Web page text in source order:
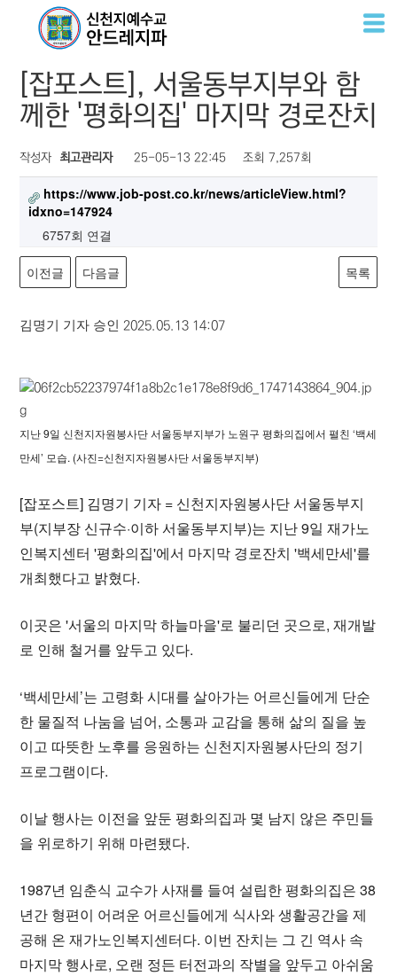
진실 소통 홍보 언론
[잡포스트], 서울동부지부와 함
께한 '평화의집' 마지막 경로잔치
작성자 최고관리자 25-05-13 22:45 조회 7,257회
https://www.job-post.co.kr/news/articleView.html?
idxno=147924
6757회 연결
이전글 다음글 목록
김명기 기자 승인2025.05.13 14:07
지난 9일 신천지자원봉사단 서울동부지부가 노원구 평화의집에서 펼친 ‘백세
만세’ 모습. (사진=신천지자원봉사단 서울동부지부)
[잡포스트] 김명기 기자 = 신천지자원봉사단 서울동부지
부(지부장 신규수·이하 서울동부지부)는 지난 9일 재가노
인복지센터 '평화의집'에서 마지막 경로잔치 '백세만세'를
개최했다고 밝혔다.
이곳은 '서울의 마지막 하늘마을'로 불리던 곳으로, 재개발
로 인해 철거를 앞두고 있다.
‘백세만세’는 고령화 시대를 살아가는 어르신들에게 단순
한 물질적 나눔을 넘어, 소통과 교감을 통해 삶의 질을 높
이고 따뜻한 노후를 응원하는 신천지자원봉사단의 정기
프로그램이다.
이날 행사는 이전을 앞둔 평화의집과 몇 남지 않은 주민들
을 위로하기 위해 마련됐다.
1987년 임춘식 교수가 사재를 들여 설립한 평화의집은 38
년간 형편이 어려운 어르신들에게 식사와 생활공간을 제
공해 온 재가노인복지센터다. 이번 잔치는 그 긴 역사 속
마지막 행사로, 오랜 정든 터전과의 작별을 앞두고 아쉬움